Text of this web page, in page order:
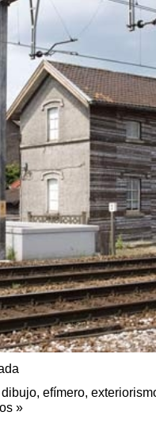
dibujo, efímero,
»